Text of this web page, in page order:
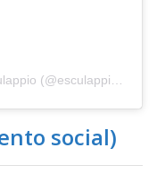
(@esculappio_col)
social)